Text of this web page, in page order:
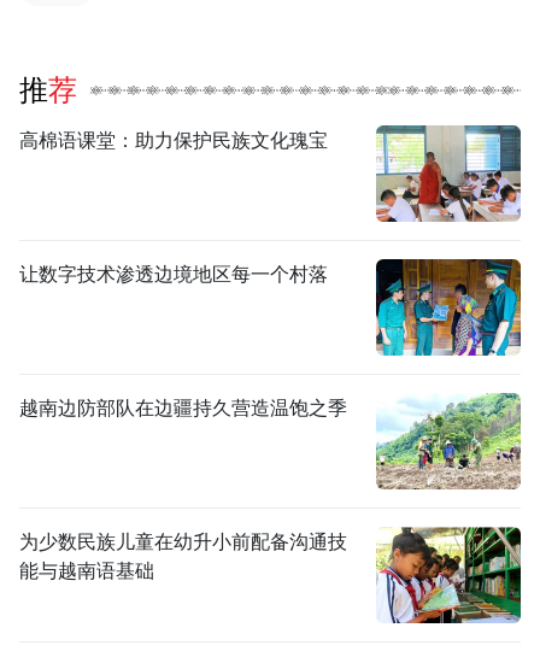
推荐
高棉语课堂：助力保护民族文化瑰宝
让数字技术渗透边境地区每一个村落
越南边防部队在边疆持久营造温饱之季
为少数民族儿童在幼升小前配备沟通技
能与越南语基础